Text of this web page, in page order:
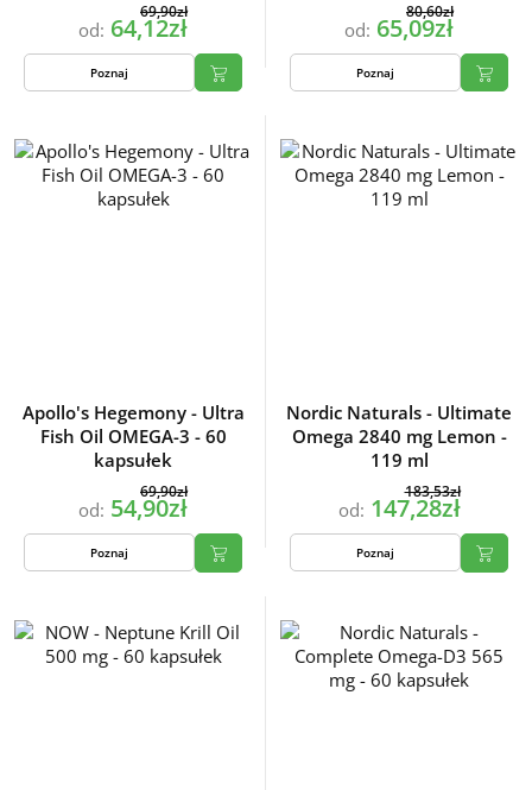
od:
69,90zł
64,12zł
Poznaj
od:
80,60zł
65,09zł
Poznaj
Apollo's Hegemony - Ultra
Fish Oil OMEGA-3 - 60
kapsułek
od:
69,90zł
54,90zł
Poznaj
Nordic Naturals - Ultimate
Omega 2840 mg Lemon -
119 ml
od:
183,53zł
147,28zł
Poznaj